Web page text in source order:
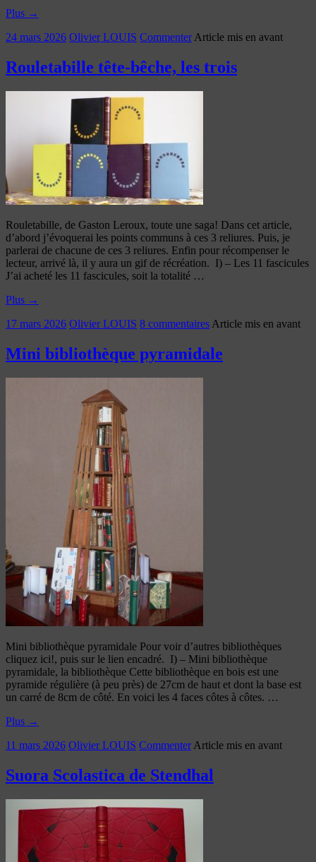
Plus →
24 mars 2026 Olivier LOUIS Commenter Article mis en avant
Rouletabille tête-bêche, les trois
Rouletabille, de Gaston Leroux, toute une saga! Dans cet article,
d’abord j’évoquerai les points communs à ces 3 reliures. Puis, je
parlerai de chacune de ces 3 reliures. Enfin pour récompenser le
lecteur, arrivé là, il y aura un gif de récréation. I) – Les 11 fascicules
J’ai acheté les 11 fascicules, soit la totalité …
Plus →
17 mars 2026 Olivier LOUIS 8 commentaires Article mis en avant
Mini bibliothèque pyramidale
Mini bibliothèque pyramidale Pour voir d’autres bibliothèques
cliquez ici!, puis sur le lien encadré. I) – Mini bibliothèque
pyramidale, la bibliothèque Cette bibliothèque en bois est une
pyramide régulière (à peu près) de 27cm de haut et dont la base est
un carré de 8cm de côté. En voici les 4 faces côtes à côtes. …
Plus →
11 mars 2026 Olivier LOUIS Commenter Article mis en avant
Suora Scolastica de Stendhal